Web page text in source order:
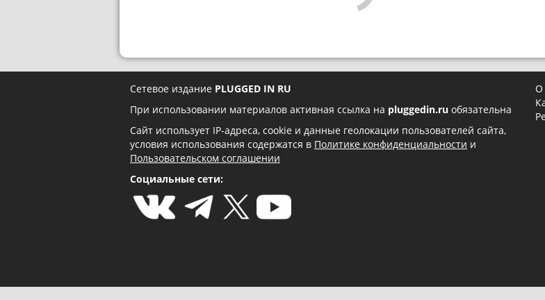
Сетевое издание PLUGGED IN RU
При использовании материалов активная ссылка на pluggedin.ru обязательна
Сайт использует IP-адреса, cookie и данные геолокации пользователей сайта,
условия использования содержатся в Политике конфиденциальности и
Пользовательском соглашении
Социальные сети:
О